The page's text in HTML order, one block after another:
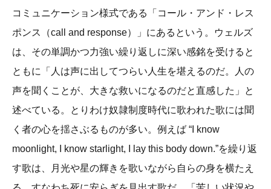
コミュニケーション様式である「コール・アンド・レス
ポンス（call and response）」にあるという。ウェルズ
は、その単調かつ力強い繰り返しに深い感銘を受けると
ともに「人は声に出してつらい人生を堪えるのだ。人の
声を聞くことが、大きな救いになるのだと直感した」と
述べている。とりわけ奴隷制度時代に歌われた歌には聞
く者の心を揺さぶるものが多い。例えば “I know
moonlight, I know starlight, I lay this body down.”を繰り返
す歌は、月光や星の輝きを歌いながら自らの身を横たえ